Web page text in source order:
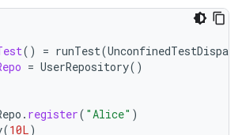
() = runTest(
= UserRepository()
. register( "Alice" )
(10L)